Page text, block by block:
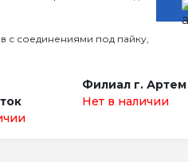
с соединениями под пайку,
Филиал г. Артем
Нет в наличии